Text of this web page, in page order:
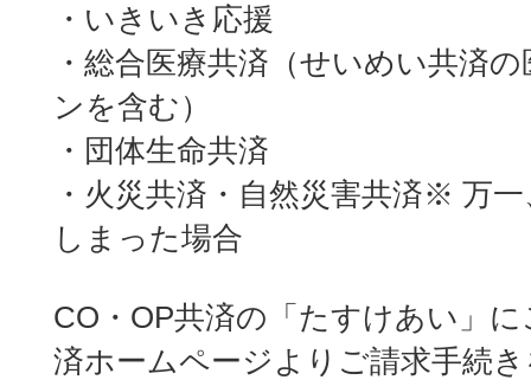
・いきいき応援
・総合医療共済（せいめい共済
ンを含む）
・団体生命共済
・火災共済・自然災害共済※ 万
しまった場合
CO・OP共済の「たすけあい」
済ホームページよりご請求手続